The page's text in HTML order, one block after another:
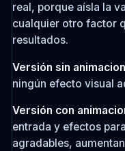
real, porque aísla la
cualquier otro factor
resultados.
Versión sin
ningún efecto visual
Versión con
entrada y efectos
agradables,